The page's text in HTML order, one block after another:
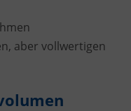
aber vollwertigen